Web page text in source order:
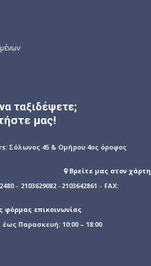
ταξιδέψετε;
μας!
Σόλωνος 45 & Ομήρου 4ος όροφος
Βρείτε μας στον χάρτη
– 2103629082 –2103642861 – FAX:
επικοινωνίας
Παρασκευή: 10:00 – 18:00